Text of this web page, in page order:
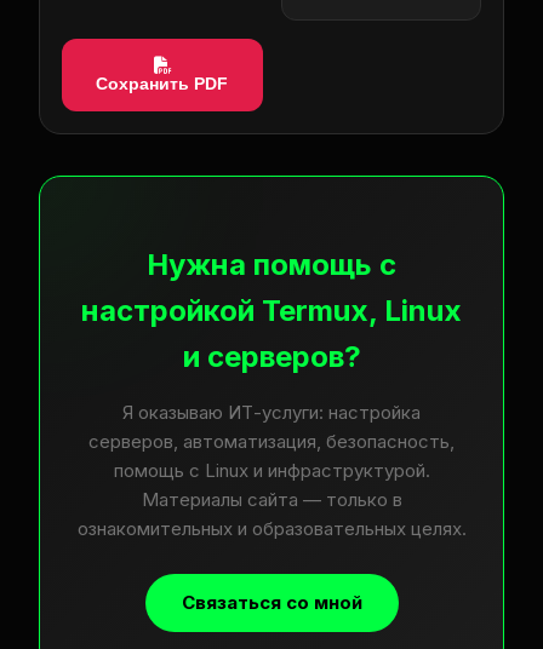
Сохранить PDF
Нужна помощь с
настройкой Termux, Linux
и серверов?
Я оказываю ИТ-услуги: настройка
серверов, автоматизация, безопасность,
помощь с Linux и инфраструктурой.
Материалы сайта — только в
ознакомительных и образовательных целях.
Связаться со мной